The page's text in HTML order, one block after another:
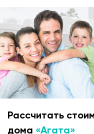
Рассчитать
дома «Агата»